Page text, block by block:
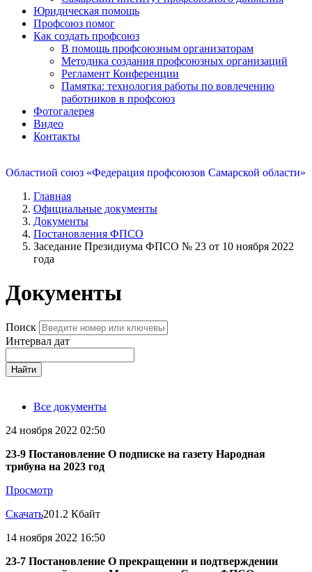
Юридическая помощь
Профсоюз помог
Как создать профсоюз
В помощь профсоюзным организаторам
Методика создания профсоюзных организаций
Регламент Конференции
Памятка: технология работы по вовлечению
работников в профсоюз
Фотогалерея
Видео
Контакты
Областной союз «Федерация профсоюзов Самарской области»
Главная
Официальные документы
Документы
Постановления ФПСО
Заседание Президиума ФПСО № 23 от 10 ноября 2022
года
Документы
Поиск
Интервал дат
Найти
Все документы
24 ноября 2022 02:50
23-9 Постановление О подписке на газету Народная
трибуна на 2023 год
Просмотр
Скачать201.2 Кбайт
14 ноября 2022 16:50
23-7 Постановление О прекращении и подтверждении